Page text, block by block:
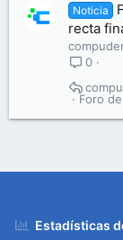
Noticia
recta
0
Foro
Estadísticas